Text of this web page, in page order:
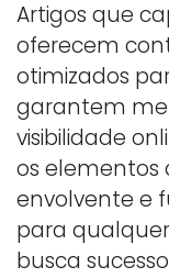
Artigos que
oferecem
otimizados
garantem
visibilidade
os
envolvente e
para
busca